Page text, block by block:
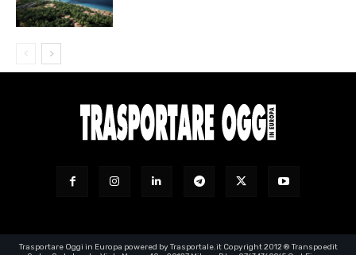
Trasportare Oggi in Europa powered by Trasportale.it Copyright 2012 ® Transpoedit